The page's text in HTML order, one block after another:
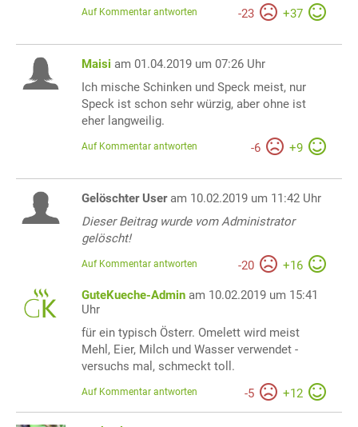
-23 +37
Auf Kommentar antworten
Maisi am 01.04.2019 um 07:26 Uhr
Ich mische Schinken und Speck meist, nur
Speck ist schon sehr würzig, aber ohne ist
eher langweilig.
-6 +9
Auf Kommentar antworten
Gelöschter User am 10.02.2019 um 11:42 Uhr
Dieser Beitrag wurde vom Administrator
gelöscht!
-20 +16
Auf Kommentar antworten
GuteKueche-Admin am 10.02.2019 um 15:41
Uhr
für ein typisch Österr. Omelett wird meist
Mehl, Eier, Milch und Wasser verwendet -
versuchs mal, schmeckt toll.
-5 +12
Auf Kommentar antworten